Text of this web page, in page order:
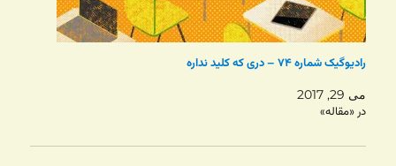
رادیوگیک شماره ۷۴ – دری که کلید نداره
می 29, 2017
در «مقاله»